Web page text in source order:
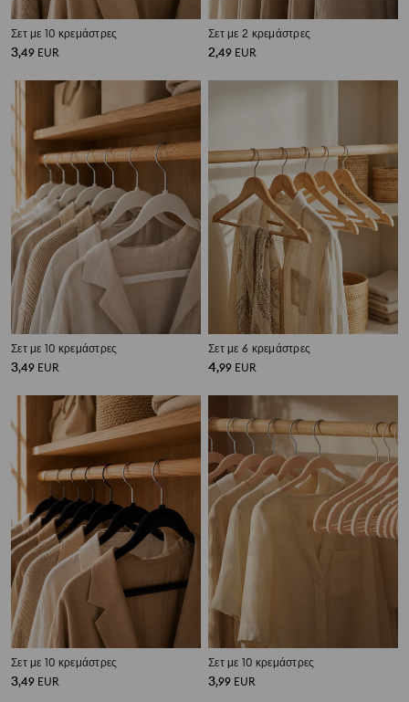
Σετ με 10 κρεμάστρες
3,49 EUR
Σετ με 2 κρεμάστρες
2,49 EUR
Σετ με 10 κρεμάστρες
3,49 EUR
Σετ με 6 κρεμάστρες
4,99 EUR
Σετ με 10 κρεμάστρες
3,49 EUR
Σετ με 10 κρεμάστρες
3,99 EUR